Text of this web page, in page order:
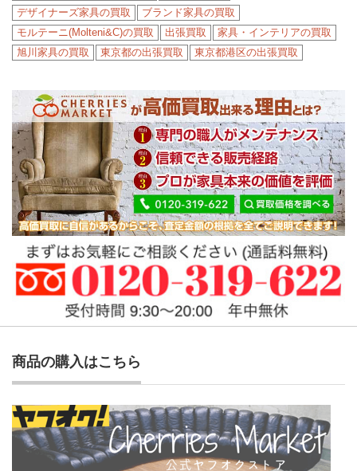
デザイナーズ家具の買取
ブランド家具の買取
モルテーニ(Molteni&C)の買取
出張買取
家具・インテリアの買取
旭川家具の買取
東京都の出張買取 東京都港区の出張買取
商品の購入はこちら